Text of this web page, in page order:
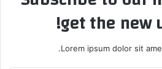
get the new
Lorem ipsum dolor sit